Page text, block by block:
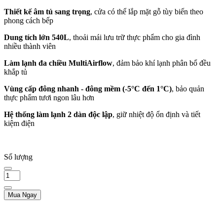
Thiết kế âm tủ sang trọng, cửa có thể lắp mặt gỗ tùy biến theo
phong cách bếp
Dung tích lớn 540L, thoải mái lưu trữ thực phẩm cho gia đình
nhiều thành viên
Làm lạnh đa chiều MultiAirflow, đảm bảo khí lạnh phân bổ đều
khắp tủ
Vùng cấp đông nhanh - đông mềm (-5°C đến 1°C), bảo quản
thực phẩm tươi ngon lâu hơn
Hệ thống làm lạnh 2 dàn độc lập, giữ nhiệt độ ổn định và tiết
kiệm điện
Số lượng
Mua Ngay